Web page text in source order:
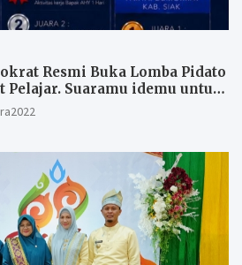
Resmi Buka Lomba Pidato
Pelajar. Suaramu idemu untuk